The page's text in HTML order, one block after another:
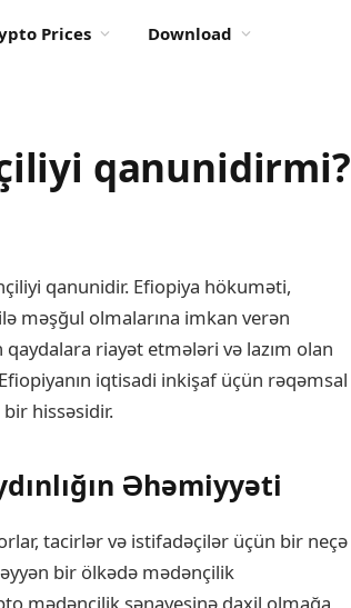
Prices Download
qanunidirmi?
qanunidir. Efiopiya hökuməti,
məşğul olmalarına imkan verən
riayət etmələri və lazım olan
iqtisadi inkişaf üçün rəqəmsal
hissəsidir.
Əhəmiyyəti
tacirlər və istifadəçilər üçün bir neçə
bir ölkədə mədənçilik